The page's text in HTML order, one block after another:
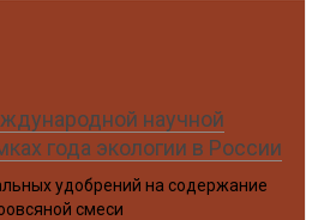
научной
года экологии в России
удобрений на содержание
смеси